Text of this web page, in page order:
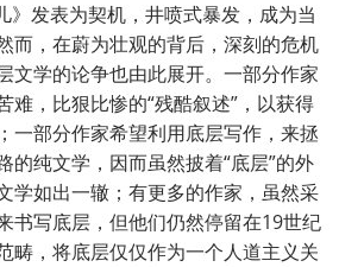
》发表为契机，井喷式暴发，成为当
而，在蔚为壮观的背后，深刻的危机
文学的论争也由此展开。一部分作家
难，比狠比惨的“残酷叙述”，以获得
一部分作家希望利用底层写作，来拯
的纯文学，因而虽然披着“底层”的外
学如出一辙；有更多的作家，虽然采
书写底层，但他们仍然停留在19世纪
畴，将底层仅仅作为一个人道主义关